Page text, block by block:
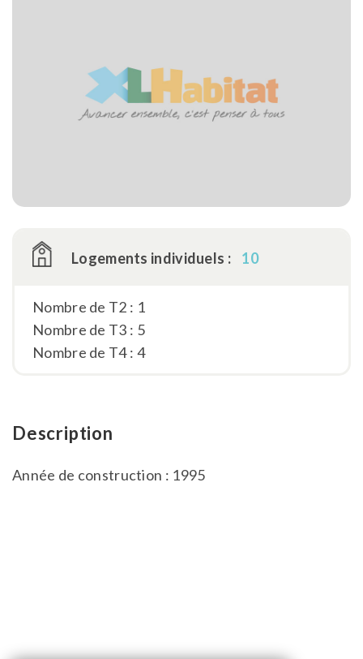
Logements individuels : 10
Nombre de T2 : 1
Nombre de T3 : 5
Nombre de T4 : 4
Description
Année de construction : 1995